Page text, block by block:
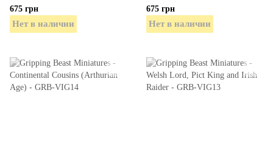
675 грн
Нет в наличии
675 грн
Нет в наличии